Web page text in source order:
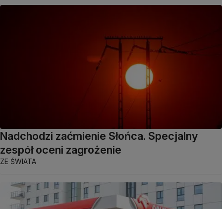
Nadchodzi zaćmienie Słońca. Specjalny
zespół oceni zagrożenie
ZE ŚWIATA